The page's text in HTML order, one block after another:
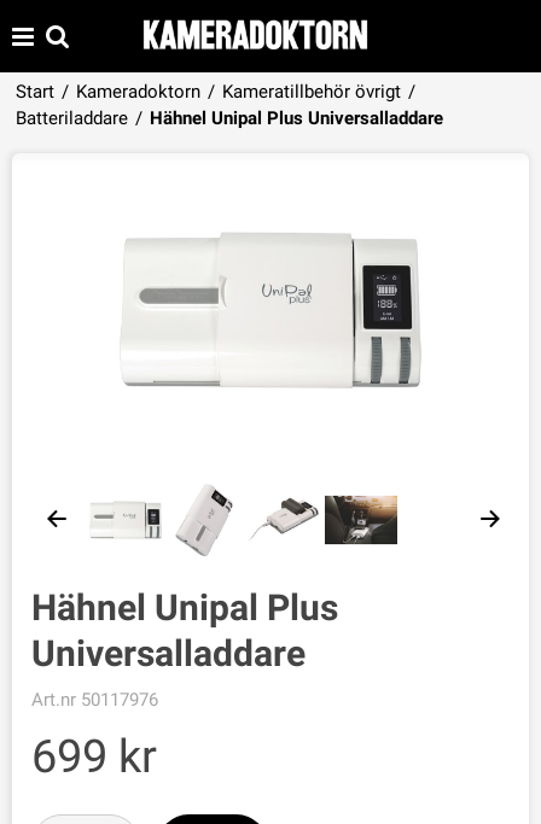
Start / Kameradoktorn / Kameratillbehör övrigt /
Batteriladdare / Hähnel Unipal Plus Universalladdare
Produkten har lagts i din varukorg
Hähnel Unipal Plus
Universalladdare
Art.nr 50117976
699